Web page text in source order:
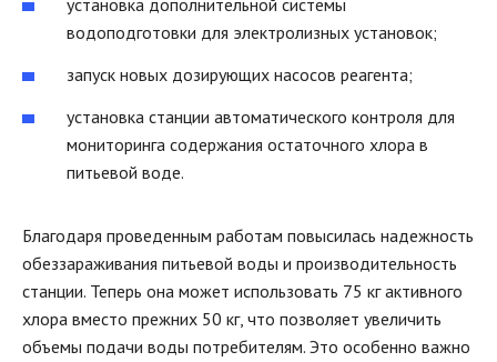
установка дополнительной системы
водоподготовки для электролизных установок;
запуск новых дозирующих насосов реагента;
установка станции автоматического контроля для
мониторинга содержания остаточного хлора в
питьевой воде.
Благодаря проведенным работам повысилась надежность
обеззараживания питьевой воды и производительность
станции. Теперь она может использовать 75 кг активного
хлора вместо прежних 50 кг, что позволяет увеличить
объемы подачи воды потребителям. Это особенно важно